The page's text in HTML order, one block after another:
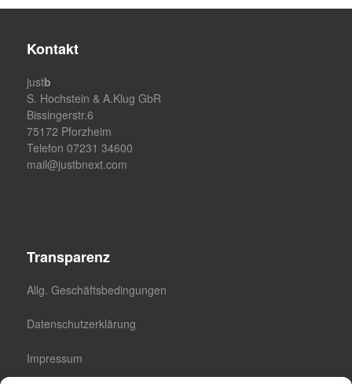
Kontakt
justb
S. Hochstein & A.Klug GbR
Bissingerstr.6
75172 Pforzheim
Telefon 07231 34600
mail@justbnext.com
Transparenz
Allg. Geschäftsbedingungen
Datenschutzerklärung
Impressum